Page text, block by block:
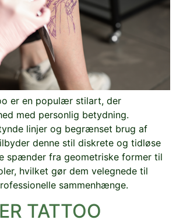
er en populær stilart, der
med personlig betydning.
linjer og begrænset brug af
denne stil diskrete og tidløse
spænder fra geometriske former til
hvilket gør dem velegnede til
sammenhænge.
TATTOO